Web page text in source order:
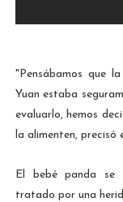
"Pensábamos que
Yuan estaba
evaluarlo, hemos
la alimenten, precisó
El bebé panda se
tratado por una